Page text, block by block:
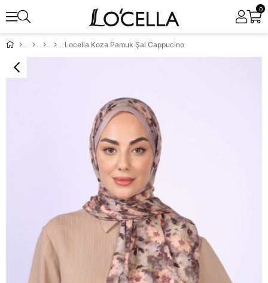
0
Locella Koza Pamuk Şal Cappucino